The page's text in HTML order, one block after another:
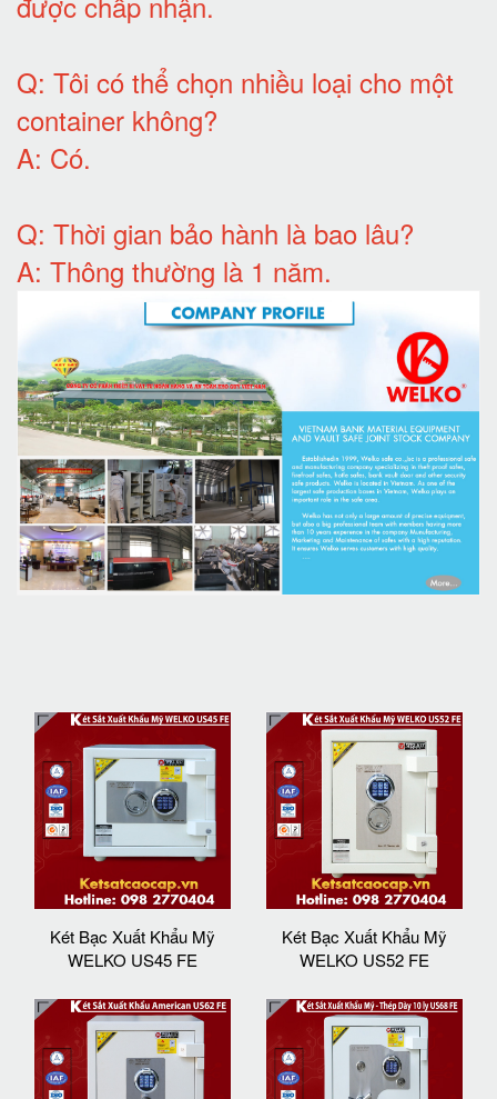
Q: Tôi có thể chọn nhiều loại cho một
container không?
A: Có.
Q: Thời gian bảo hành là bao lâu?
A: Thông thường là 1 năm.
Két Bạc Xuất Khẩu Mỹ
WELKO US45 FE
Két Bạc Xuất Khẩu Mỹ
WELKO US52 FE